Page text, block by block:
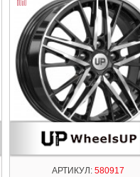
АРТИКУЛ: 580917